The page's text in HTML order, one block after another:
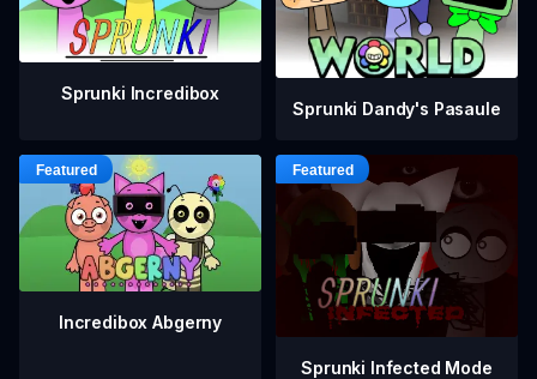
Sprunki Incredibox
Sprunki Dandy's Pasaule
Incredibox Abgerny
Sprunki Infected Mode